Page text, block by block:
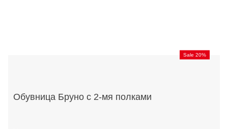
Sale 20%
Обувница Бруно с 2-мя полками